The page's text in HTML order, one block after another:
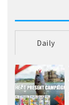
Daily